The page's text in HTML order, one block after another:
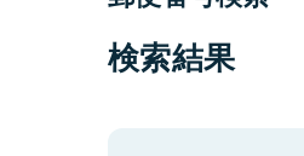
検索結果